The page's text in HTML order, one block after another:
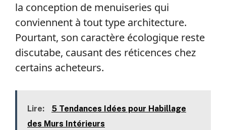
la conception de menuiseries qui
conviennent à tout type architecture.
Pourtant, son caractère écologique reste
discutabe, causant des réticences chez
certains acheteurs.
Lire:
5 Tendances Idées pour Habillage
des Murs Intérieurs